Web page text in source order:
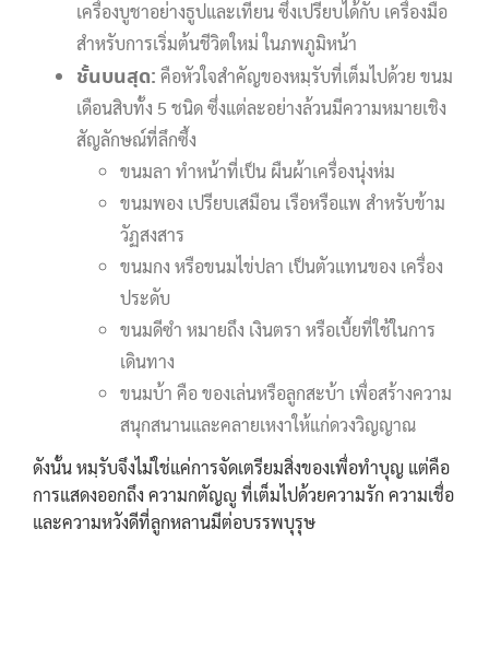
เครื่องบูชาอย่างธูปและเทียน ซึ่งเปรียบได้กับ เครื่องมือ
สำหรับการเริ่มต้นชีวิตใหม่ ในภพภูมิหน้า
ชั้นบนสุด: คือหัวใจสำคัญของหมฺรับที่เต็มไปด้วย ขนม
เดือนสิบทั้ง 5 ชนิด ซึ่งแต่ละอย่างล้วนมีความหมายเชิง
สัญลักษณ์ที่ลึกซึ้ง
ขนมลา ทำหน้าที่เป็น ผืนผ้าเครื่องนุ่งห่ม
ขนมพอง เปรียบเสมือน เรือหรือแพ สำหรับข้าม
วัฏสงสาร
ขนมกง หรือขนมไข่ปลา เป็นตัวแทนของ เครื่อง
ประดับ
ขนมดีซำ หมายถึง เงินตรา หรือเบี้ยที่ใช้ในการ
เดินทาง
ขนมบ้า คือ ของเล่นหรือลูกสะบ้า เพื่อสร้างความ
สนุกสนานและคลายเหงาให้แก่ดวงวิญญาณ
ดังนั้น หมฺรับจึงไม่ใช่แค่การจัดเตรียมสิ่งของเพื่อทำบุญ แต่คือ
การแสดงออกถึง ความกตัญญู ที่เต็มไปด้วยความรัก ความเชื่อ
และความหวังดีที่ลูกหลานมีต่อบรรพบุรุษ